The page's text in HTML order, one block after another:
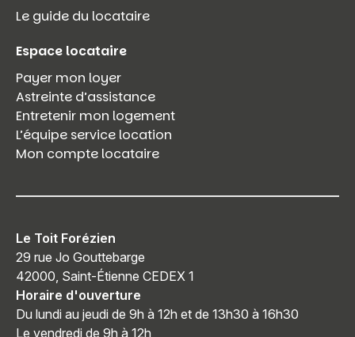
Le guide du locataire
Espace locataire
Payer mon loyer
Astreinte d’assistance
Entretenir mon logement
L’équipe service location
Mon compte locataire
Le Toit Forézien
29 rue Jo Gouttebarge
42000, Saint-Étienne CEDEX 1
Horaire d'ouverture
Du lundi au jeudi de 9h à 12h et de 13h30 à 16h30
Le vendredi de 9h à 12h